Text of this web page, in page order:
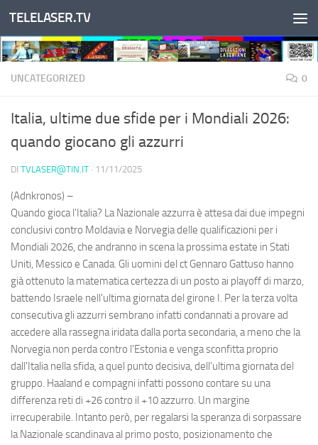
Salta al contenuto
TELELASER.TV
UNCATEGORIZED 0
Italia, ultime due sfide per i Mondiali 2026:
quando giocano gli azzurri
DI TVLASER@TIN.IT · 11/11/2025
(Adnkronos) –
Quando gioca l'Italia? La Nazionale azzurra è attesa dai due impegni
conclusivi contro Moldavia e Norvegia delle qualificazioni per i
Mondiali 2026, che andranno in scena la prossima estate in Stati
Uniti, Messico e Canada. Gli uomini del ct Gennaro Gattuso hanno
già ottenuto la matematica certezza di un posto ai playoff di marzo,
battendo Israele nell'ultima giornata del girone I. Per la terza volta
consecutiva gli azzurri sembrano infatti condannati a provare ad
accedere alla rassegna iridata dalla porta secondaria, a meno che la
Norvegia non perda contro l'Estonia e venga sconfitta proprio
dall'Italia nella sfida, a quel punto decisiva, dell'ultima giornata del
gruppo. Haaland e compagni infatti possono contare su una
differenza reti di +26 contro il +10 azzurro. Un margine
irrecuperabile. Intanto però, per regalarsi la speranza di sorpassare
la Nazionale scandinava al primo posto, posizionamento che